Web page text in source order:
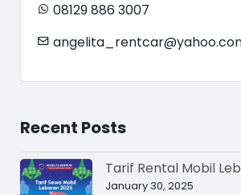
08129 886 3007
Recent Posts
Tarif Rental Mobil
January 30, 2025